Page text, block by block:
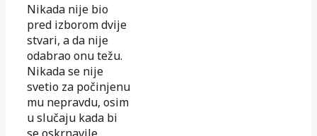
Nikada nije bio
pred izborom dvije
stvari, a da nije
odabrao onu težu.
Nikada se nije
svetio za počinjenu
mu nepravdu, osim
u slu­ča­ju kada bi